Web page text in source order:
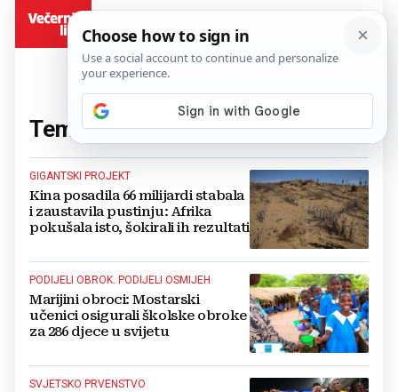
Tema:Afrika(55 članaka)
GIGANTSKI PROJEKT
Kina posadila 66 milijardi stabala
i zaustavila pustinju: Afrika
pokušala isto, šokirali ih rezultati
PODIJELI OBROK. PODIJELI OSMIJEH
Marijini obroci: Mostarski
učenici osigurali školske obroke
za 286 djece u svijetu
SVJETSKO PRVENSTVO